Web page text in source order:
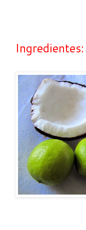
Ingredientes: